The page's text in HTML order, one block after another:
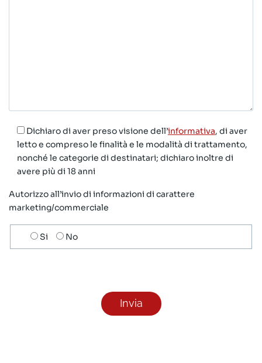
Dichiaro di aver preso visione dell’informativa, di aver
letto e compreso le finalità e le modalità di trattamento,
nonché le categorie di destinatari; dichiaro inoltre di
avere più di 18 anni
Autorizzo all’invio di informazioni di carattere
marketing/commerciale
Scelta
invio
Si No